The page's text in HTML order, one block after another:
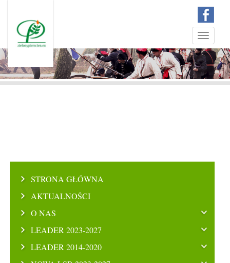
Toggle
Menu
STRONA GŁÓWNA
AKTUALNOŚCI
O NAS
LEADER 2023-2027
LEADER 2014-2020